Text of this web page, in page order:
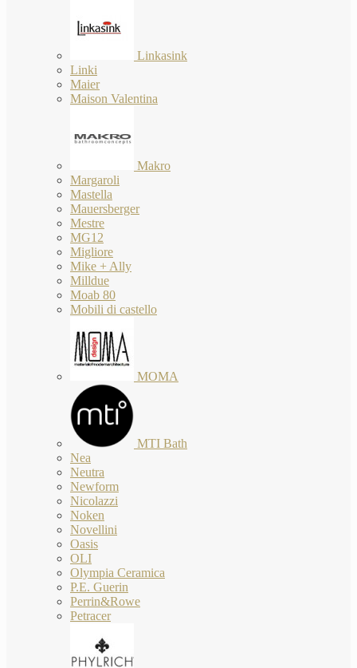
Linkasink
Linki
Maier
Maison Valentina
Makro
Margaroli
Mastella
Mauersberger
Mestre
MG12
Migliore
Mike + Ally
Milldue
Moab 80
Mobili di castello
MOMA
MTI Bath
Nea
Neutra
Newform
Nicolazzi
Noken
Novellini
Oasis
OLI
Olympia Ceramica
P.E. Guerin
Perrin&Rowe
Petracer